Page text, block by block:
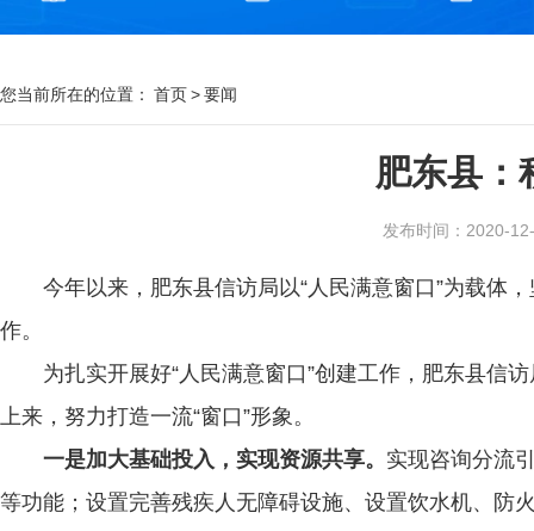
您当前所在的位置： 首页>要闻
肥东县：
发布时间：2020-
今年以来，肥东县信访局以“人民满意窗口”为载体
作。
为扎实开展好“人民满意窗口”创建工作，肥东县信
上来，努力打造一流“窗口”形象。
一是加大基础投入，实现资源共享。 实现咨询分流
等功能；设置完善残疾人无障碍设施、设置饮水机、防